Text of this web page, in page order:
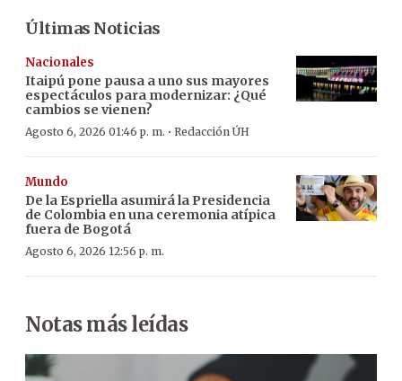
Últimas Noticias
Nacionales
Itaipú pone pausa a uno sus mayores
espectáculos para modernizar: ¿Qué
cambios se vienen?
Agosto 6, 2026 01:46 p. m. · Redacción ÚH
Mundo
De la Espriella asumirá la Presidencia
de Colombia en una ceremonia atípica
fuera de Bogotá
Agosto 6, 2026 12:56 p. m.
Notas más leídas